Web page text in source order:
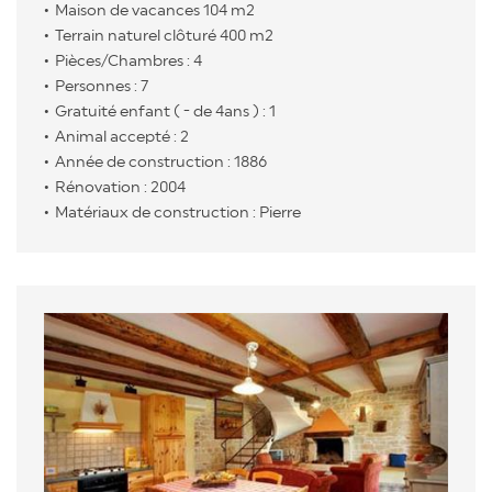
Maison de vacances 104 m2
Terrain naturel clôturé 400 m2
Pièces/Chambres : 4
Personnes : 7
Gratuité enfant ( - de 4ans ) : 1
Animal accepté : 2
Année de construction : 1886
Rénovation : 2004
Matériaux de construction : Pierre